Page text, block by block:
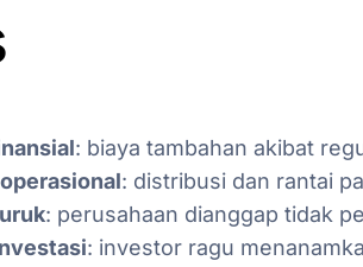
: biaya tambahan akibat
: distribusi dan rantai
: perusahaan dianggap tidak
: investor ragu